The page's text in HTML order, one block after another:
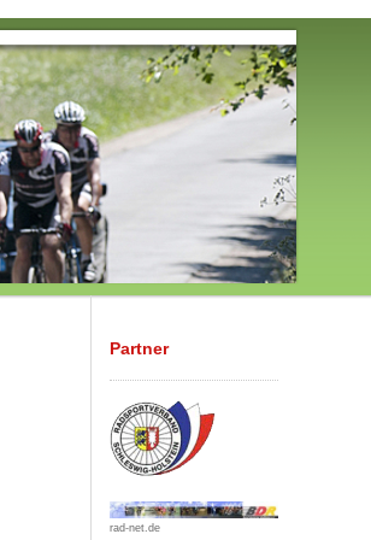
Partner
rad-net.de